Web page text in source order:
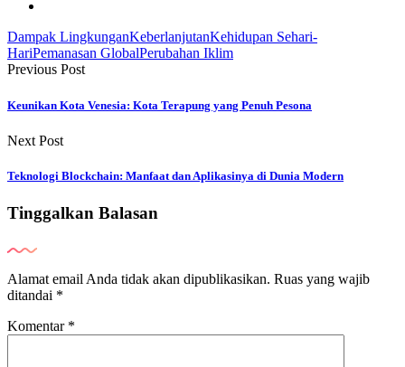
Dampak LingkunganKeberlanjutanKehidupan Sehari-
HariPemanasan GlobalPerubahan Iklim
Previous Post
Keunikan Kota Venesia: Kota Terapung yang Penuh Pesona
Next Post
Teknologi Blockchain: Manfaat dan Aplikasinya di Dunia Modern
Tinggalkan Balasan
Alamat email Anda tidak akan dipublikasikan. Ruas yang wajib
ditandai *
Komentar *